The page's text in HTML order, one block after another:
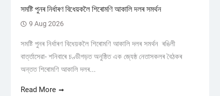
সমষ্টি পুনৰ নিৰ্ধাৰণ বিধেয়কলৈ শিৰোমণি আকালি দলৰ সমর্থন
9 Aug 2026
সমষ্টি পুনৰ নিৰ্ধাৰণ বিধেয়কলৈ শিৰোমণি আকালি দলৰ সমর্থন ৰঙিলী
বাৰ্ত্তাসেৱা- শনিবাৰে চণ্ডীগড়ত অনুষ্ঠিত এক জ্যেষ্ঠ নেতাসকলৰ বৈঠকৰ
অন্তত শিৰোমণি আকালি দলৰ...
Read More